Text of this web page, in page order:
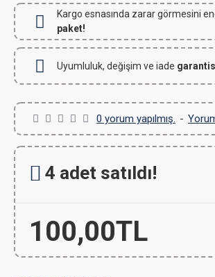
Kargo esnasında zarar görmesini
paket!
Uyumluluk, değişim ve iade
0 yorum yapılmış. -
100,00TL
4 adet satıldı!